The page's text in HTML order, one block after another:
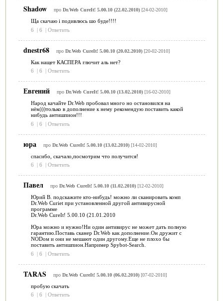
Shadow про Dr.Web CureIt! 5.00.10 (22.02.2010)[24-02-2010]
Ща скачаю і подивлюсь шо буде!!!!
6
| 6 | Ответить
dnestr68 про Dr.Web CureIt! 5.00.10 (20.02.2010)[20-02-2010]
Как нащет КАСПЕРА глючит аль нет?
6
| 6 | Ответить
Евгений про Dr.Web CureIt! 5.00.10 (13.02.2010)[16-02-2010]
Народ качайте Dr.Web пробовал много но остановился на
нём)))только в дополнение к нему рекомендую поставить какой
нибудь антишпион!!!
6
| 6 | Ответить
юра про Dr.Web CureIt! 5.00.10 (13.02.2010)[14-02-2010]
спасибо, скачало,посмотрим что получится!
6
| 6 | Ответить
Павел про Dr.Web CureIt! 5.00.10 (11.02.2010)[12-02-2010]
Юрий В. подскажите кто-нибудь! можно ли сканировать комп
Dr.Web Curiet при установленной другой антивирусной
программе
Dr.Web CureIt! 5.00.10 (21.01.2010
Юра можно и нужно!Ни один антивирус не может дать полную
гарантию.Поставь сканер Dr.Web как дополнение.Он дружит с
NODом и они не мешают один другому.Еще не плохо бы
поставить антишпион.Например Spybot-Search.
6
| 6 | Ответить
TARAS про Dr.Web CureIt! 5.00.10 (06.02.2010)[07-02-2010]
пробую скачать
6
| 6 | Ответить